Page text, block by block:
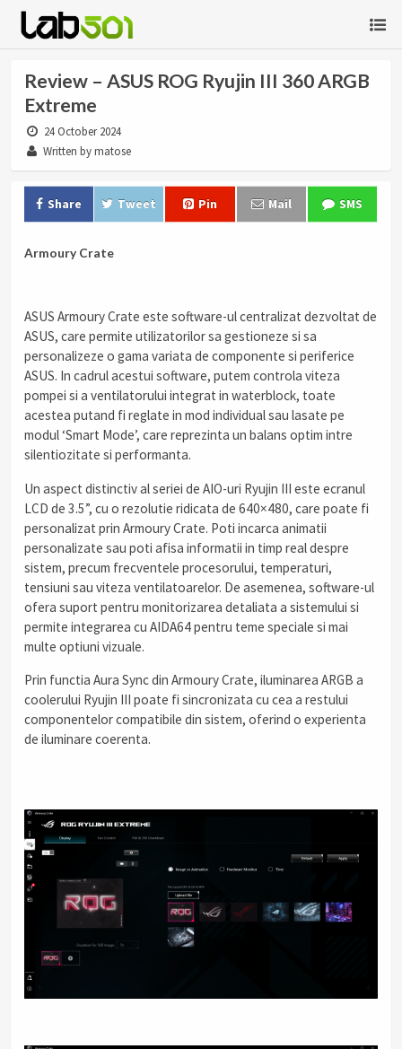
Review – ASUS ROG Ryujin III 360 ARGB
Extreme
24 October 2024
Written by matose
Share Tweet Pin Mail SMS
Armoury Crate
ASUS Armoury Crate este software-ul centralizat dezvoltat de
ASUS, care permite utilizatorilor sa gestioneze si sa
personalizeze o gama variata de componente si periferice
ASUS. In cadrul acestui software, putem controla viteza
pompei si a ventilatorului integrat in waterblock, toate
acestea putand fi reglate in mod individual sau lasate pe
modul ‘Smart Mode’, care reprezinta un balans optim intre
silentiozitate si performanta.
Un aspect distinctiv al seriei de AIO-uri Ryujin III este ecranul
LCD de 3.5”, cu o rezolutie ridicata de 640×480, care poate fi
personalizat prin Armoury Crate. Poti incarca animatii
personalizate sau poti afisa informatii in timp real despre
sistem, precum frecventele procesorului, temperaturi,
tensiuni sau viteza ventilatoarelor. De asemenea, software-ul
ofera suport pentru monitorizarea detaliata a sistemului si
permite integrarea cu AIDA64 pentru teme speciale si mai
multe optiuni vizuale.
Prin functia Aura Sync din Armoury Crate, iluminarea ARGB a
coolerului Ryujin III poate fi sincronizata cu cea a restului
componentelor compatibile din sistem, oferind o experienta
de iluminare coerenta.